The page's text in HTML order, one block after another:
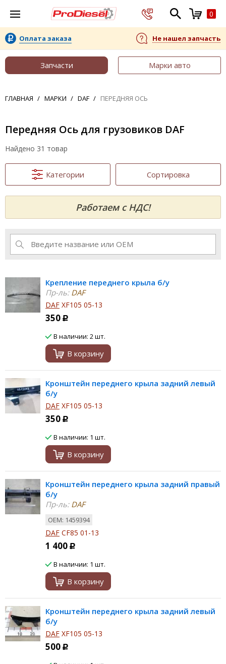
0
Оплата заказа Не нашел запчасть
Запчасти Марки авто
ГЛАВНАЯ МАРКИ DAF ПЕРЕДНЯЯ ОСЬ
Передняя Ось для грузовиков DAF
Найдено 31 товар
Категории Сортировка
Работаем с НДС!
Крепление переднего крыла б/у
Пр-ль:DAF
DAF XF105 05-13
350 Р
В наличии: 2 шт.
В корзину
Кронштейн переднего крыла задний левый
б/у
DAF XF105 05-13
350 Р
В наличии: 1 шт.
В корзину
Кронштейн переднего крыла задний правый
б/у
Пр-ль:DAF
ОЕМ: 1459394
DAF CF85 01-13
1 400 Р
В наличии: 1 шт.
В корзину
Кронштейн переднего крыла задний левый
б/у
DAF XF105 05-13
500 Р